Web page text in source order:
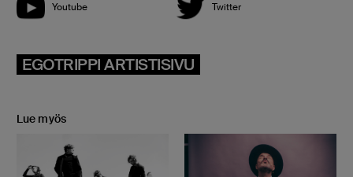
Youtube Twitter
EGOTRIPPI ARTISTISIVU
Lue myös